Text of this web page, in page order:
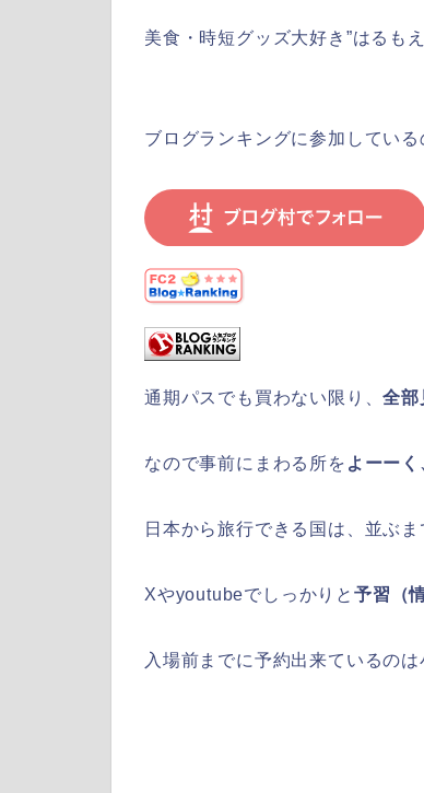
美食・時短グッズ大好き”はるも
ブログランキングに参加してい
通期パスでも買わない限り、全部
なので事前にまわる所を よーー
日本から旅行できる国は、並ぶ
Xやyoutubeでしっかりと 予習（
入場前までに予約出来ているのは